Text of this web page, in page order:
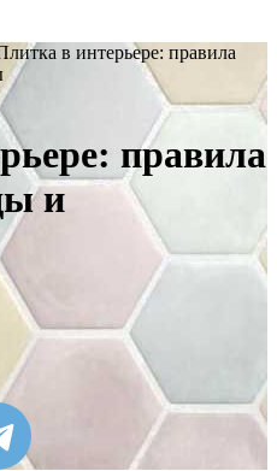
в интерьере: правила
правила
и